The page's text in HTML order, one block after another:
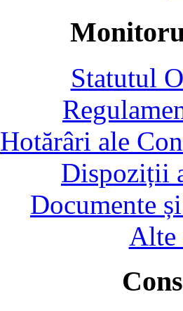
Statutul
Hotărâri ale
Dispoziții
Documente
Alte